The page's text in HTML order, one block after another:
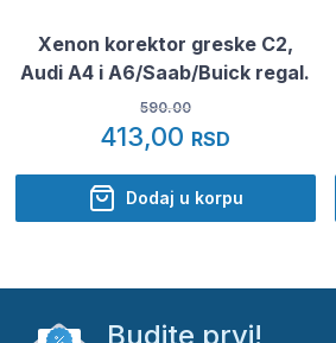
Xenon korektor greske C2,
Audi A4 i A6/Saab/Buick regal.
590.00
413,00 RSD
Dodaj u korpu
Budite prvi!